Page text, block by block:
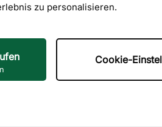
zu personalisieren.
Cookie-